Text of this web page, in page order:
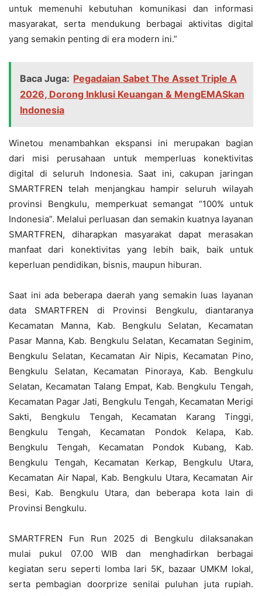
untuk memenuhi kebutuhan komunikasi dan informasi
masyarakat, serta mendukung berbagai aktivitas digital
yang semakin penting di era modern ini.”
Baca Juga: Pegadaian Sabet The Asset Triple A
2026, Dorong Inklusi Keuangan & MengEMASkan
Indonesia
Winetou menambahkan ekspansi ini merupakan bagian
dari misi perusahaan untuk memperluas konektivitas
digital di seluruh Indonesia. Saat ini, cakupan jaringan
SMARTFREN telah menjangkau hampir seluruh wilayah
provinsi Bengkulu, memperkuat semangat “100% untuk
Indonesia”. Melalui perluasan dan semakin kuatnya layanan
SMARTFREN, diharapkan masyarakat dapat merasakan
manfaat dari konektivitas yang lebih baik, baik untuk
keperluan pendidikan, bisnis, maupun hiburan.
Saat ini ada beberapa daerah yang semakin luas layanan
data SMARTFREN di Provinsi Bengkulu, diantaranya
Kecamatan Manna, Kab. Bengkulu Selatan, Kecamatan
Pasar Manna, Kab. Bengkulu Selatan, Kecamatan Seginim,
Bengkulu Selatan, Kecamatan Air Nipis, Kecamatan Pino,
Bengkulu Selatan, Kecamatan Pinoraya, Kab. Bengkulu
Selatan, Kecamatan Talang Empat, Kab. Bengkulu Tengah,
Kecamatan Pagar Jati, Bengkulu Tengah, Kecamatan Merigi
Sakti, Bengkulu Tengah, Kecamatan Karang Tinggi,
Bengkulu Tengah, Kecamatan Pondok Kelapa, Kab.
Bengkulu Tengah, Kecamatan Pondok Kubang, Kab.
Bengkulu Tengah, Kecamatan Kerkap, Bengkulu Utara,
Kecamatan Air Napal, Kab. Bengkulu Utara, Kecamatan Air
Besi, Kab. Bengkulu Utara, dan beberapa kota lain di
Provinsi Bengkulu.
SMARTFREN Fun Run 2025 di Bengkulu dilaksanakan
mulai pukul 07.00 WIB dan menghadirkan berbagai
kegiatan seru seperti lomba lari 5K, bazaar UMKM lokal,
serta pembagian doorprize senilai puluhan juta rupiah.